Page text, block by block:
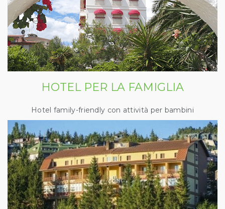
HOTEL PER LA FAMIGLIA
Hotel family-friendly con attività per bambini